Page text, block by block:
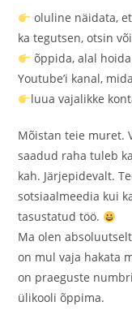
oluline näidata,
ka tegutsen, otsin
õppida, alal
Youtube’i kanal,
luua vajalikke
Mõistan teie muret.
saadud raha tuleb
kah. Järjepidevalt.
sotsiaalmeedia kui
tasustatud töö.
Ma olen
on mul vaja hakata
on praeguste
ülikooli õppima.